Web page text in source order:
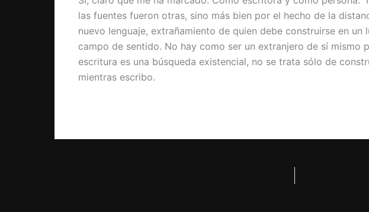
las fuentes fueron otras, sino más bien por el hecho de la
nuevo lenguaje, extrañamiento de quien debe construirse en un
campo de sentido. No hay como ser un extranjero de sí mismo
escritura es una búsqueda existencial, no se trata sólo de
mientras escribo.